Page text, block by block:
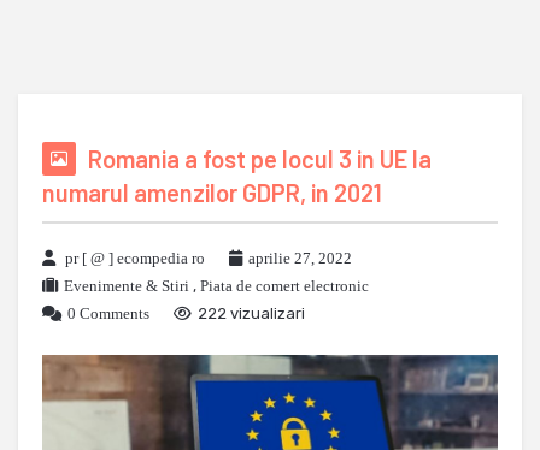
Romania a fost pe locul 3 in UE la
numarul amenzilor GDPR, in 2021
pr [ @ ] ecompedia ro
aprilie 27, 2022
Evenimente & Stiri , Piata de comert electronic
0 Comments
222 vizualizari